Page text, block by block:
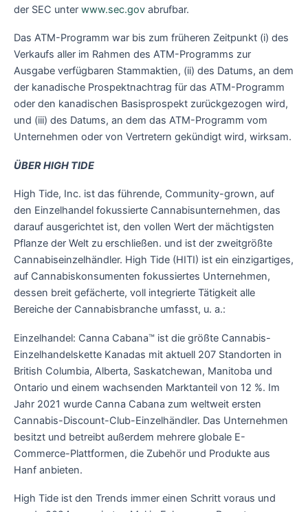
der SEC unter www.sec.gov abrufbar.
Das ATM-Programm war bis zum früheren Zeitpunkt (i) des
Verkaufs aller im Rahmen des ATM-Programms zur
Ausgabe verfügbaren Stammaktien, (ii) des Datums, an dem
der kanadische Prospektnachtrag für das ATM-Programm
oder den kanadischen Basisprospekt zurückgezogen wird,
und (iii) des Datums, an dem das ATM-Programm vom
Unternehmen oder von Vertretern gekündigt wird, wirksam.
ÜBER HIGH TIDE
High Tide, Inc. ist das führende, Community-grown, auf
den Einzelhandel fokussierte Cannabisunternehmen, das
darauf ausgerichtet ist, den vollen Wert der mächtigsten
Pflanze der Welt zu erschließen. und ist der zweitgrößte
Cannabiseinzelhändler. High Tide (HITI) ist ein einzigartiges,
auf Cannabiskonsumenten fokussiertes Unternehmen,
dessen breit gefächerte, voll integrierte Tätigkeit alle
Bereiche der Cannabisbranche umfasst, u. a.:
Einzelhandel: Canna Cabana™ ist die größte Cannabis-
Einzelhandelskette Kanadas mit aktuell 207 Standorten in
British Columbia, Alberta, Saskatchewan, Manitoba und
Ontario und einem wachsenden Marktanteil von 12 %. Im
Jahr 2021 wurde Canna Cabana zum weltweit ersten
Cannabis-Discount-Club-Einzelhändler. Das Unternehmen
besitzt und betreibt außerdem mehrere globale E-
Commerce-Plattformen, die Zubehör und Produkte aus
Hanf anbieten.
High Tide ist den Trends immer einen Schritt voraus und